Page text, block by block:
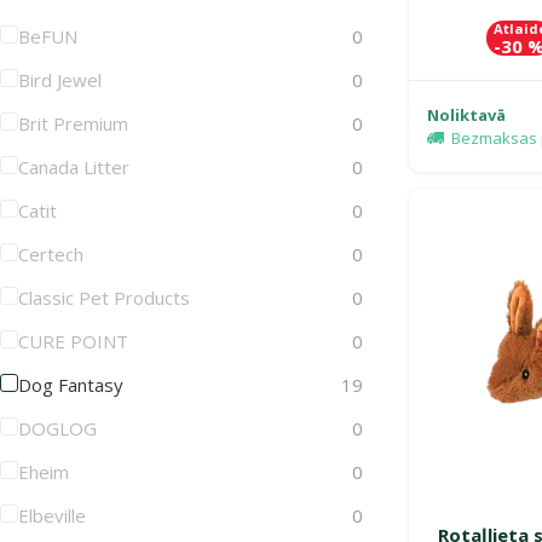
BeFUN
0
Bird Jewel
0
Brit Premium
0
Canada Litter
0
Catit
0
Certech
0
Classic Pet Products
0
CURE POINT
0
Dog Fantasy
19
DOGLOG
0
Eheim
0
Elbeville
0
-30
Noliktavā
Bezmaksas
Rotaļlieta